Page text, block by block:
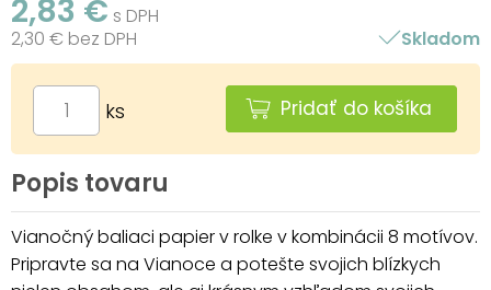
2,83 € s DPH
2,30 € bez DPH
Skladom
ks Pridať do košíka
Popis tovaru
Vianočný baliaci papier v rolke v kombinácii 8 motívov.
Pripravte sa na Vianoce a potešte svojich blízkych